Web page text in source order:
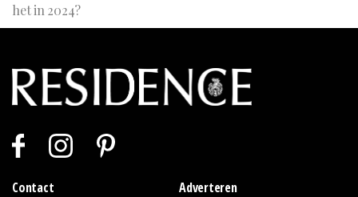
het in 2024?
Contact
Adverteren